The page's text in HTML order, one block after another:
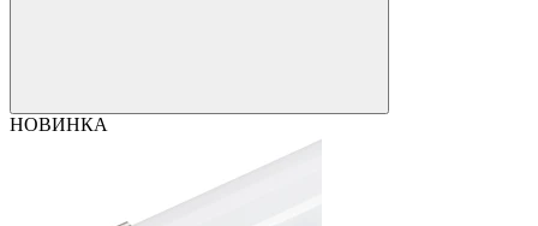
НОВИНКА